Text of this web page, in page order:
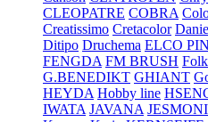
CLEOPATRE COBRA
Creatissimo Cretacolor
Ditipo Druchema ELCO
FENGDA FM BRUSH
G.BENEDIKT GHIANT
HEYDA Hobby line
IWATA JAVANA